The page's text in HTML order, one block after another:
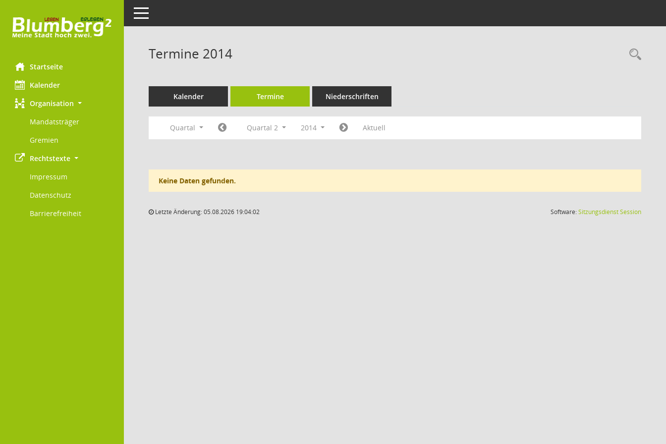
Startseite
Kalender
Organisation
Mandatsträger
Gremien
Rechtstexte
Impressum
Datenschutz
Barrierefreiheit
Toggle navigation
Termine 2014
Kalender Termine Niederschriften
Quartal Quartal 2 2014 Aktuell
Keine Daten gefunden.
Letzte Änderung: 05.08.2026 19:04:02 Software:SitzungsdienstSession(Wird in